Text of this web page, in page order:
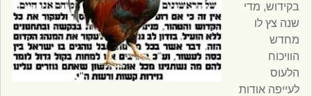
בקידוש, מדי
שנה צץ לו
מחדש
הוויכוח
הלעוס
לעייפה אודות